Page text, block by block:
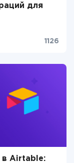
для
1126
в Airtable: